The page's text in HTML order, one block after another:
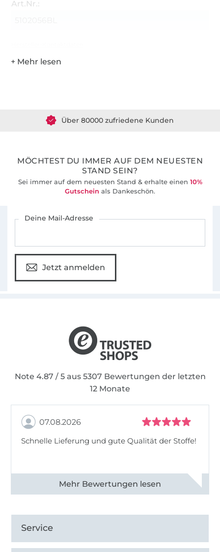
Art.Nr.:
MÖCHTEST DU IMMER AUF DEM NEUESTEN
STAND SEIN?
Sei immer auf dem neuesten Stand & erhalte einen 10%
Gutschein als Dankeschön.
Deine Mail-Adresse
Jetzt anmelden
Note 4.87 / 5 aus 5307 Bewertungen der letzten
12 Monate
07.08.2026
Schnelle Lieferung und gute Qualität der Stoffe!
Alle 82968 Bewertungen ansehen
Service